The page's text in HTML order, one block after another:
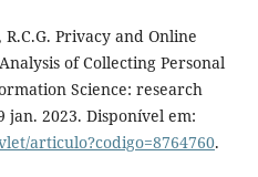
R.C.G. Privacy and Online
of Collecting Personal
Science: research
jan. 2023. Disponível em:
articulo?codigo=8764760.